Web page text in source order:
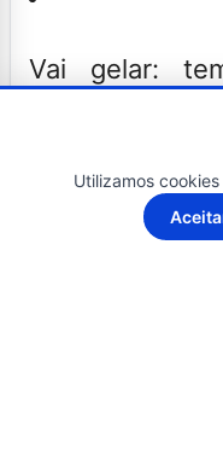
Vai gelar:
Previsão
Utilizamos